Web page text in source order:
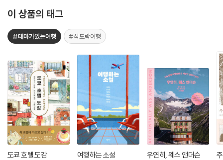
이 상품의 태그
#테마가있는여행 #식도락여행
도쿄 호텔 도감 여행하는 소설 우연히, 웨스 앤더슨